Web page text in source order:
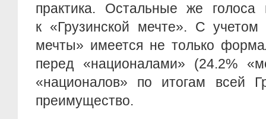
практика. Остальные же голоса
к «Грузинской мечте». С учетом
мечты» имеется не только
перед «националами» (24.2%
«националов» по итогам всей
преимущество.